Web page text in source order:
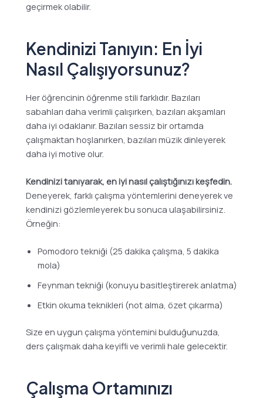
geçirmek olabilir.
Kendinizi Tanıyın: En İyi
Nasıl Çalışıyorsunuz?
Her öğrencinin öğrenme stili farklıdır. Bazıları
sabahları daha verimli çalışırken, bazıları akşamları
daha iyi odaklanır. Bazıları sessiz bir ortamda
çalışmaktan hoşlanırken, bazıları müzik dinleyerek
daha iyi motive olur.
Kendinizi tanıyarak, en iyi nasıl çalıştığınızı keşfedin.
Deneyerek, farklı çalışma yöntemlerini deneyerek ve
kendinizi gözlemleyerek bu sonuca ulaşabilirsiniz.
Örneğin:
Pomodoro tekniği (25 dakika çalışma, 5 dakika
mola)
Feynman tekniği (konuyu basitleştirerek anlatma)
Etkin okuma teknikleri (not alma, özet çıkarma)
Size en uygun çalışma yöntemini bulduğunuzda,
ders çalışmak daha keyifli ve verimli hale gelecektir.
Çalışma Ortamınızı